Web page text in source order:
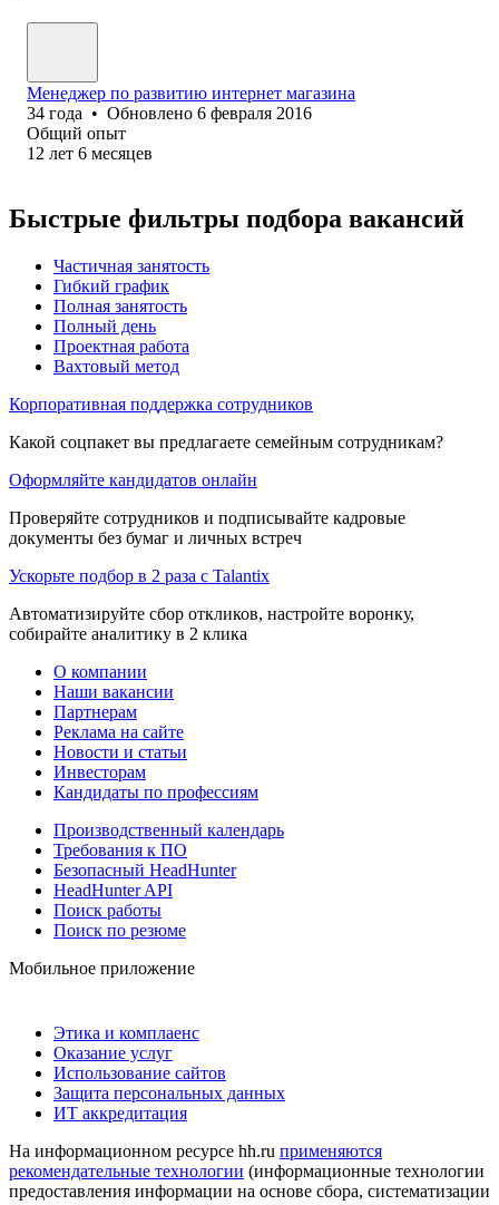
Менеджер по развитию интернет магазина
34 года • Обновлено 6 февраля 2016
Общий опыт
12 лет 6 месяцев
Быстрые фильтры подбора вакансий
Частичная занятость
Гибкий график
Полная занятость
Полный день
Проектная работа
Вахтовый метод
Корпоративная поддержка сотрудников
Какой соцпакет вы предлагаете семейным сотрудникам?
Оформляйте кандидатов онлайн
Проверяйте сотрудников и подписывайте кадровые
документы без бумаг и личных встреч
Ускорьте подбор в 2 раза с Talantix
Автоматизируйте сбор откликов, настройте воронку,
собирайте аналитику в 2 клика
О компании
Наши вакансии
Партнерам
Реклама на сайте
Новости и статьи
Инвесторам
Кандидаты по профессиям
Производственный календарь
Требования к ПО
Безопасный HeadHunter
HeadHunter API
Поиск работы
Поиск по резюме
Мобильное приложение
Этика и комплаенс
Оказание услуг
Использование сайтов
Защита персональных данных
ИТ аккредитация
На информационном ресурсе hh.ru применяются
рекомендательные технологии (информационные технологии
предоставления информации на основе сбора, систематизации